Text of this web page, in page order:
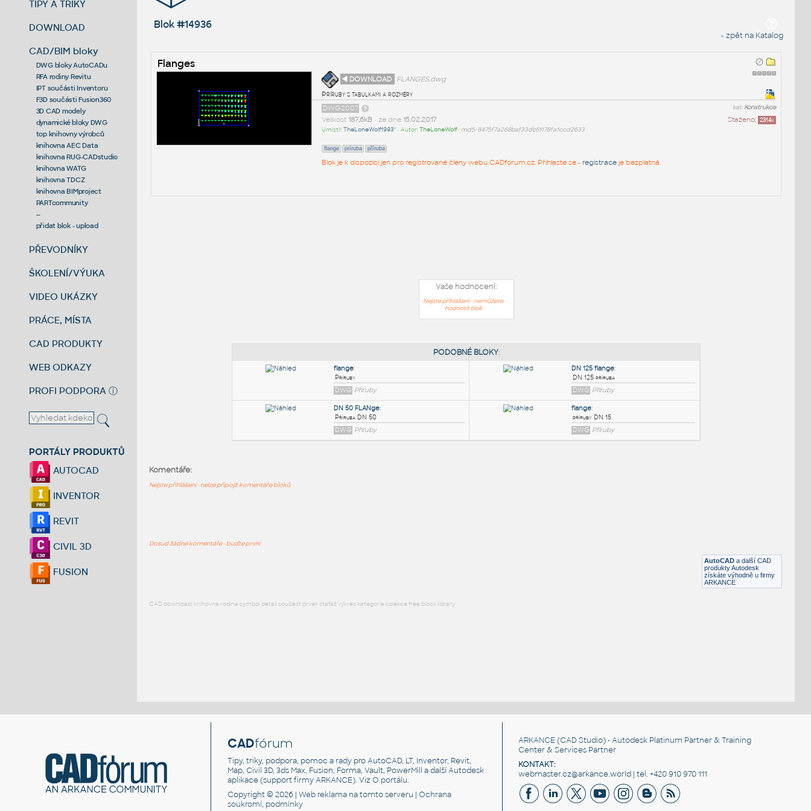
TIPY A TRIKY
DOWNLOAD
CAD/BIM bloky
DWG bloky AutoCADu
RFA rodiny Revitu
IPT součásti Inventoru
F3D součásti Fusion360
3D CAD modely
dynamické bloky DWG
top knihovny výrobců
knihovna AEC Data
knihovna RUG-CADstudio
knihovna WATG
knihovna TDCZ
knihovna BIMproject
PARTcommunity
--
přidat blok - upload
PŘEVODNÍKY
ŠKOLENÍ/VÝUKA
VIDEO UKÁZKY
PRÁCE, MÍSTA
CAD PRODUKTY
WEB ODKAZY
PROFI PODPORA ⓘ
PORTÁLY PRODUKTŮ
AUTOCAD
INVENTOR
REVIT
CIVIL 3D
FUSION
Blok #14936
« zpět na Katalog
Flanges
◄ DOWNLOAD
FLANGES.dwg
Příruby s tabulkami a rozměry
kat:Konstrukce
DWG2007
Staženo: 2314x
Velikost 187,6kB• ze dne 15.02.2017
Umístil:TheLoneWolf1993^ • Autor:TheLoneWolf• md5: 8475f7a268baf33db51178fa1ccd2633
flange príruba příruba
Blok je k dispozici jen pro registrované členy webu CADforum.cz. Přihlaste se - registraceje bezplatná.
Vaše hodnocení:
Nejste přihlášeni - nemůžete
hodnotit blok
Příruby
AutoCAD a další CAD
produkty Autodesk
získáte výhodně u firmy
ARKANCE
Komentáře:
Nejste přihlášeni - nelze připojit komentáře bloků
Dosud žádné komentáře - buďte první
CAD download: knihovna rodina symbol detail součást prvek stafáž výkres kategorie kolekce free block library
CADfórum
Tipy, triky, podpora, pomoc a rady pro AutoCAD, LT, Inventor, Revit,
Map, Civil 3D, 3ds Max, Fusion, Forma, Vault, PowerMill a další Autodesk
aplikace (support firmy ARKANCE). VizO portálu.
Copyright © 2026 |Web reklama na tomto serveru |Ochrana
soukromí, podmínky
ARKANCE (CAD Studio) - Autodesk Platinum Partner & Training
Center & Services Partner
KONTAKT:
webmaster.cz@arkance.world | tel. +420 910 970 111